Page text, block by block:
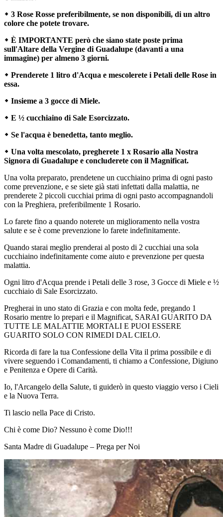
᛭ 3 Rose Rosse preferibilmente, se non disponibili, di un altro
colore che potete trovare.
᛭ È IMPORTANTE però che siano state poste prima
sull'Altare della Vergine di Guadalupe (davanti a una
immagine) per almeno 3 giorni.
᛭ Prenderete 1 litro d'Acqua e mescolerete i Petali delle Rose in
essa.
᛭ Insieme a 3 gocce di Miele.
᛭ E ½ cucchiaino di Sale Esorcizzato.
᛭ Se l'acqua è benedetta, tanto meglio.
᛭ Una volta mescolato, pregherete 1 x Rosario alla Nostra
Signora di Guadalupe e concluderete con il Magnificat.
Una volta preparato, prendetene un cucchiaino prima di ogni pasto
come prevenzione, e se siete già stati infettati dalla malattia, ne
prenderete 2 piccoli cucchiai prima di ogni pasto accompagnandoli
con la Preghiera, preferibilmente 1 Rosario.
Lo farete fino a quando noterete un miglioramento nella vostra
salute e se è come prevenzione lo farete indefinitamente.
Quando starai meglio prenderai al posto di 2 cucchiai una sola
cucchiaino indefinitamente come aiuto e prevenzione per questa
malattia.
Ogni litro d'Acqua prende i Petali delle 3 rose, 3 Gocce di Miele e ½
cucchiaio di Sale Esorcizzato.
Pregherai in uno stato di Grazia e con molta fede, pregando 1
Rosario mentre lo prepari e il Magnificat, SARAI GUARITO DA
TUTTE LE MALATTIE MORTALI E PUOI ESSERE
GUARITO SOLO CON RIMEDI DAL CIELO.
Ricorda di fare la tua Confessione della Vita il prima possibile e di
vivere seguendo i Comandamenti, ti chiamo a Confessione, Digiuno
e Penitenza e Opere di Carità.
Io, l'Arcangelo della Salute, ti guiderò in questo viaggio verso i Cieli
e la Nuova Terra.
Ti lascio nella Pace di Cristo.
Chi è come Dio? Nessuno è come Dio!!!
Santa Madre di Guadalupe – Prega per Noi